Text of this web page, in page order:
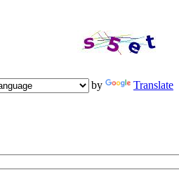
Powered by Translate